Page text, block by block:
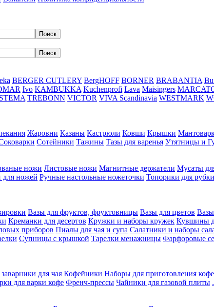
BERGER CUTLERY BergHOFF BORNER BRABANTIA
Ivo KAMBUKKA Kuchenprofi Lava Maisingers
TREBONN VICTOR VIVA Scandinavia WESTMARK
Жаровни Казаны Кастрюли Ковши Крышки
Сотейники Тажины Тазы для варенья Утятницы и
ножи Листовые ножи Магнитные держатели Мусаты
для ножей Ручные настольные ножеточки Топорики для
Вазы для фруктов, фруктовницы Вазы для цветов
Креманки для десертов Кружки и наборы кружек Кувшины
приборов Пиалы для чая и супа Салатники и наборы
Супницы с крышкой Тарелки менажницы Фарфоровые
для чая Кофейники Наборы для приготовления
для варки кофе Френч-прессы Чайники для газовой плиты